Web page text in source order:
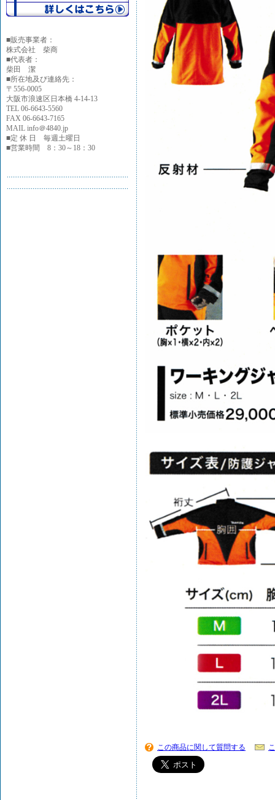
■販売事業者：
株式会社 柴商
■代表者：
柴田 潔
■所在地及び連絡先：
〒556-0005
大阪市浪速区日本橋 4-14-13
TEL 06-6643-5560
FAX 06-6643-7165
MAIL info＠4840.jp
■定 休 日 毎週土曜日
■営業時間 8：30～18：30
この商品に関して質問する